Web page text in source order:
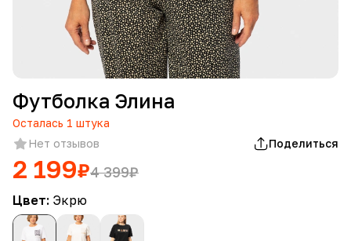
Футболка Элина
Осталась 1 штука
Нет отзывов
Поделиться
2 199₽4 399₽
Цвет: Экрю